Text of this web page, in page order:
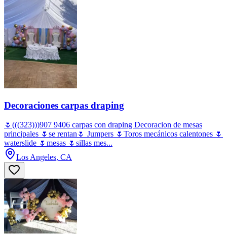
Decoraciones carpas draping
🌷(((323)))907 9406 carpas con draping Decoracion de mesas
principales 🌷se rentan🌷 Jumpers 🌷Toros mecánicos calentones 🌷
waterslide 🌷mesas 🌷sillas mes...
Los Angeles, CA